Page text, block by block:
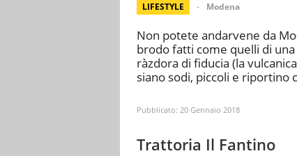
LIFESTYLE Modena
Non potete andarvene da
brodo fatti come quelli di
ràzdora di fiducia (la
siano sodi, piccoli e riportino
Pubblicato: 20 Gennaio 2018
Trattoria Il Fantino